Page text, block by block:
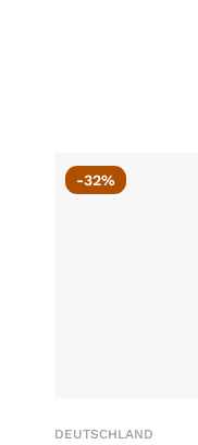
-32%
DEUTSCHLAND